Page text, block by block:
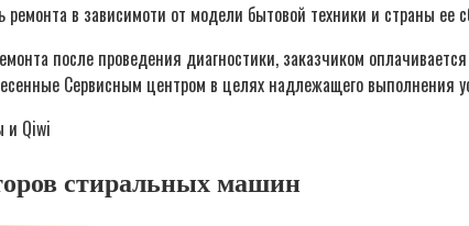
в зависимоти от модели бытовой техники и страны ее
после проведения диагностики, заказчиком
Сервисным центром в целях надлежащего выполнения
стиральных машин